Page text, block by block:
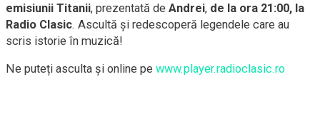
emisiunii Titanii, prezentată de Andrei, de la ora 21:00, la
Radio Clasic. Ascultă și redescoperă legendele care au
scris istorie în muzică!
Ne puteți asculta și online pe www.player.radioclasic.ro